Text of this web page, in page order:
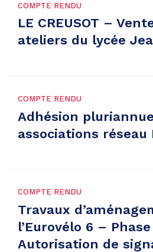
COMPTE RENDU
LE CREUSOT –
ateliers du lycée
COMPTE RENDU
Adhésion
associations réseau
COMPTE RENDU
Travaux
l’Eurovélo 6 – Phase
Autorisation de